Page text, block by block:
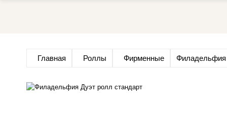
Главная Роллы Фирменные Филадельфия